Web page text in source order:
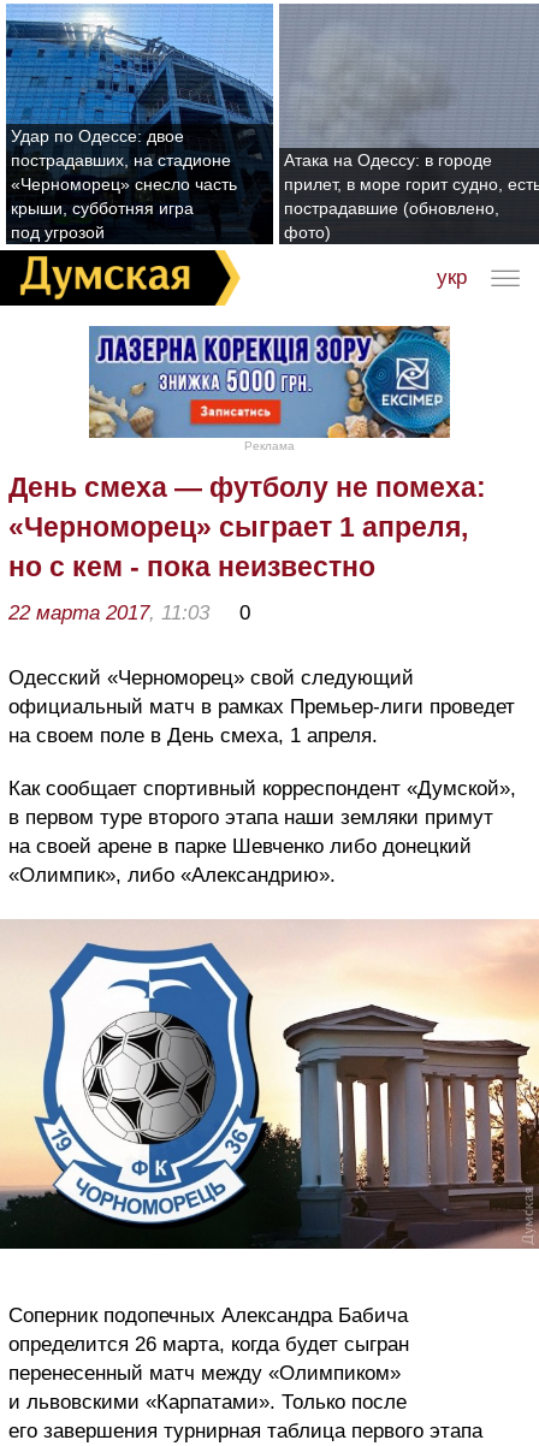
Удар по Одессе: двое
пострадавших, на стадионе
«Черноморец» снесло часть
крыши, субботняя игра
под угрозой
Атака на Одессу: в городе
прилет, в море горит судно,
пострадавшие (обновлено,
фото)
укр
Реклама
День смеха — футболу не помеха:
«Черноморец» сыграет 1 апреля,
но с кем - пока неизвестно
22 марта 2017, 11:03 0
Одесский «Черноморец» свой следующий
официальный матч в рамках Премьер-лиги проведет
на своем поле в День смеха, 1 апреля.
Как сообщает спортивный корреспондент «Думской»,
в первом туре второго этапа наши земляки примут
на своей арене в парке Шевченко либо донецкий
«Олимпик», либо «Александрию».
Соперник подопечных Александра Бабича
определится 26 марта, когда будет сыгран
перенесенный матч между «Олимпиком»
и львовскими «Карпатами». Только после
его завершения турнирная таблица первого этапа